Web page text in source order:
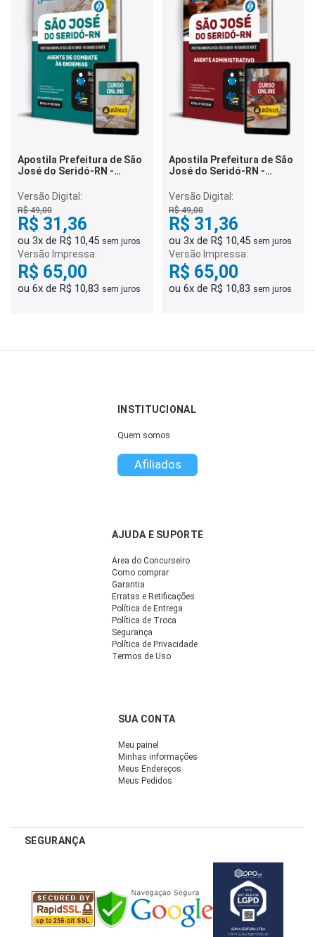
Apostila Prefeitura de São
José do Seridó-RN -
Endemias
Versão Digital:
R$ 49,00
R$ 31,36
ou 3x de R$ 10,45 sem juros
Versão Impressa:
R$ 65,00
ou 6x de R$ 10,83 sem juros
Apostila Prefeitura de São
José do Seridó-RN -
Versão Digital:
R$ 49,00
R$ 31,36
ou 3x de R$ 10,45 sem juros
Versão Impressa:
R$ 65,00
ou 6x de R$ 10,83 sem juros
INSTITUCIONAL
Quem somos
Afiliados
AJUDA E SUPORTE
Área do Concurseiro
Como comprar
Garantia
Erratas e Retificações
Política de Entrega
Política de Troca
Segurança
Política de Privacidade
Termos de Uso
SUA CONTA
Meu painel
Minhas informações
Meus Endereços
Meus Pedidos
SEGURANÇA